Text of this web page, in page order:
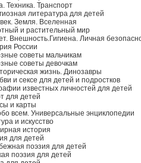
Техника. Транспорт
литература для детей
Земля. Вселенная
и растительный мир
Внешность.Гигиена. Личная
России
советы мальчикам
советы девочкам
жизнь. Динозавры
и сексе для детей и подростков
известных личностей для детей
для детей
и карты
всем. Универсальные энциклопедии
и искусство
история
для детей
поэзия для детей
поэзия для детей